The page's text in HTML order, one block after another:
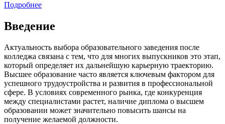
Подробнее
Введение
Актуальность выбора образовательного заведения после
колледжа связана с тем, что для многих выпускников это этап,
который определяет их дальнейшую карьерную траекторию.
Высшее образование часто является ключевым фактором для
успешного трудоустройства и развития в профессиональной
сфере. В условиях современного рынка, где конкуренция
между специалистами растет, наличие диплома о высшем
образовании может значительно повысить шансы на
получение желаемой должности.